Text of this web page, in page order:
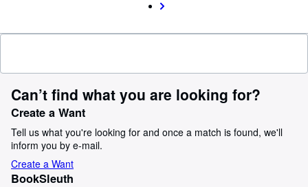
Can’t find what you are looking for?
Create a Want
Tell us what you're looking for and once a match is found, we'll
inform you by e-mail.
Create a Want
BookSleuth